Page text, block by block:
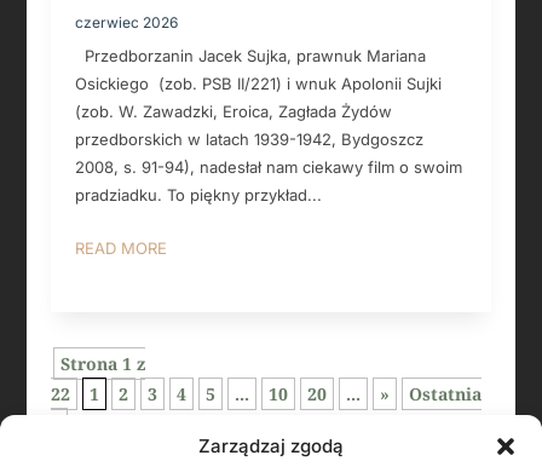
Zarządzaj zgodą
czerwiec 2026
Przedborzanin Jacek Sujka, prawnuk Mariana
Osickiego (zob. PSB II/221) i wnuk Apolonii Sujki
(zob. W. Zawadzki, Eroica, Zagłada Żydów
przedborskich w latach 1939-1942, Bydgoszcz
2008, s. 91-94), nadesłał nam ciekawy film o swoim
pradziadku. To piękny przykład...
READ MORE
Strona 1 z
22
1 2 3 4 5 ... 10 20 ... »
Ostatnia